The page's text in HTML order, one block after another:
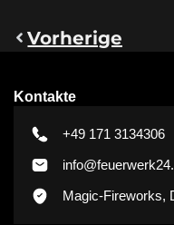
Vorherige
Kontakte
+49 171 3134306
Magic-Fireworks,